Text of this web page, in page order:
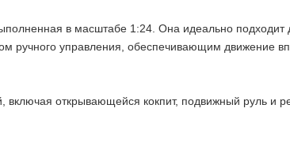
в масштабе 1:24. Она идеально подходит
управления, обеспечивающим движение
открывающейся кокпит, подвижный руль и
chasti.ru